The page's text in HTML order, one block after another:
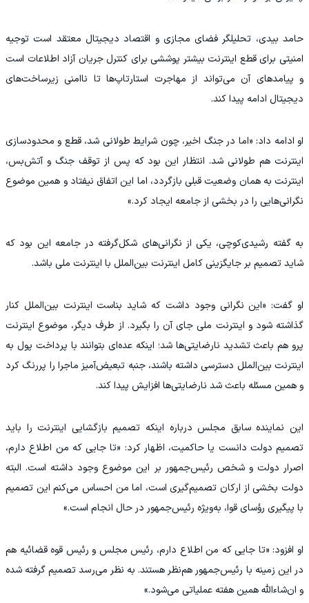
حامد بیدی، تحلیلگر فضای مجازی و اقتصاد دیجیتال معتقد است توجیه
امنیتی برای قطع اینترنت بیشتر پوششی برای کنترل جریان آزاد اطلاعات است
و پیامدهای آن می‌تواند از مهاجرت استارتاپ‌ها تا ناامنی زیرساخت‌های
دیجیتال ادامه پیدا کند.
او ادامه داد: «اما در جنگ اخیر، چون شرایط طولانی شد، قطع و محدودسازی
اینترنت هم طولانی شد. انتظار این بود که پس از توقف جنگ و آتش‌بس،
اینترنت به همان وضعیت قبلی بازگردد، اما این اتفاق نیفتاد و همین موضوع
نگرانی‌هایی را در بخشی از جامعه ایجاد کرد.»
به گفته رشیدی‌کوچی، یکی از نگرانی‌های شکل‌گرفته در جامعه این بود که
شاید تصمیم بر جایگزینی کامل اینترنت بین‌الملل با اینترنت ملی باشد.
او گفت: «این نگرانی وجود داشت که شاید بناست اینترنت بین‌الملل کنار
گذاشته شود و اینترنت ملی جای آن را بگیرد. از طرف دیگر، موضوع اینترنت
پرو هم باعث تشدید نارضایتی‌ها شد؛ اینکه عده‌ای بتوانند با پرداخت پول به
اینترنت بین‌الملل دسترسی داشته باشند، جنبه تبعیض‌آمیز ماجرا را پررنگ کرد
و همین مسئله باعث شد نارضایتی‌ها افزایش پیدا کند.
این نماینده سابق مجلس درباره اینکه تصمیم بازگشایی اینترنت را باید
تصمیم دولت دانست یا حاکمیت، اظهار کرد: «تا جایی که من اطلاع دارم،
اصرار دولت و شخص رئیس‌جمهور بر این موضوع وجود داشته است. البته
دولت بخشی از ارکان تصمیم‌گیری است، اما من احساس می‌کنم این تصمیم
با پیگیری رؤسای قوا، به‌ویژه رئیس‌جمهور در حال انجام است.»
او افزود: «تا جایی که من اطلاع دارم، رئیس مجلس و رئیس قوه قضائیه هم
در این زمینه با رئیس‌جمهور هم‌نظر هستند. به نظر می‌رسد تصمیم گرفته شده
و ان‌شاءالله همین هفته عملیاتی می‌شود.»